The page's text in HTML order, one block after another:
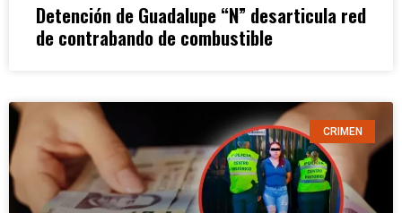
Detención de Guadalupe “N” desarticula red
de contrabando de combustible
CRIMEN